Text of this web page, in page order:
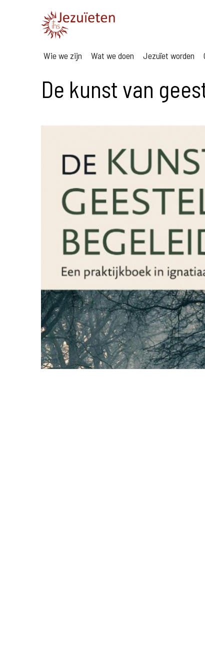
Wie we zijn Wat we doen Jezuïet worden
De kunst van